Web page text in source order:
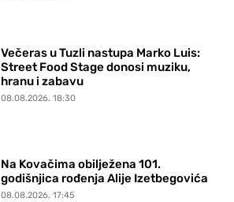
Večeras u Tuzli nastupa Marko Luis:
Street Food Stage donosi muziku,
hranu i zabavu
08.08.2026. 18:30
Na Kovačima obilježena 101.
godišnjica rođenja Alije Izetbegovića
08.08.2026. 17:45